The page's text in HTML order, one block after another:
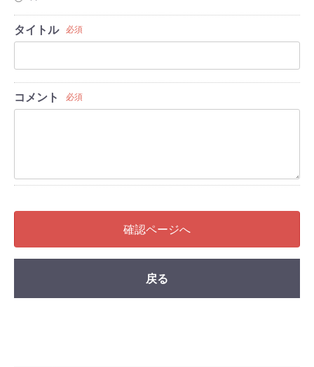
タイトル 必須
コメント 必須
確認ページへ
戻る